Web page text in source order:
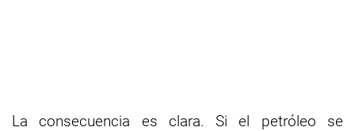
La consecuencia es clara. Si el petróleo se